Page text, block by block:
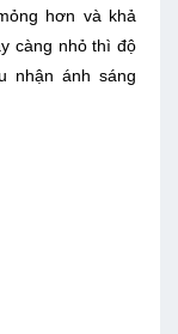
hơn và khả
càng nhỏ thì độ
nhận ánh sáng